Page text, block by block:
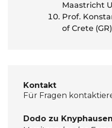
Maastricht
Prof.
of Crete (GR)
Kontakt
Für Fragen
Dodo zu